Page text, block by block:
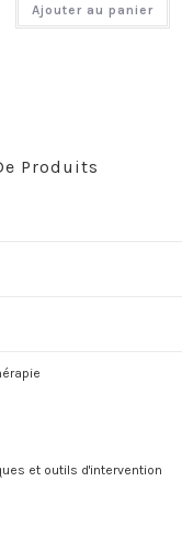
Ajouter au panier
Produits
et outils d'intervention